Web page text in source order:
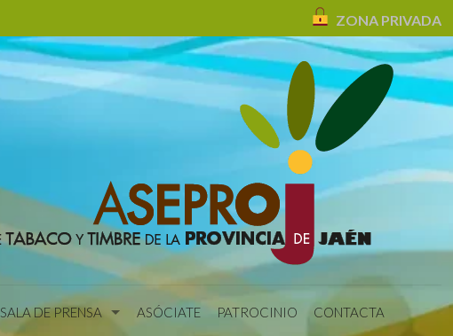
ZONA PRIVADA
SALA DE PRENSA ASÓCIATE PATROCINIO CONTACTA